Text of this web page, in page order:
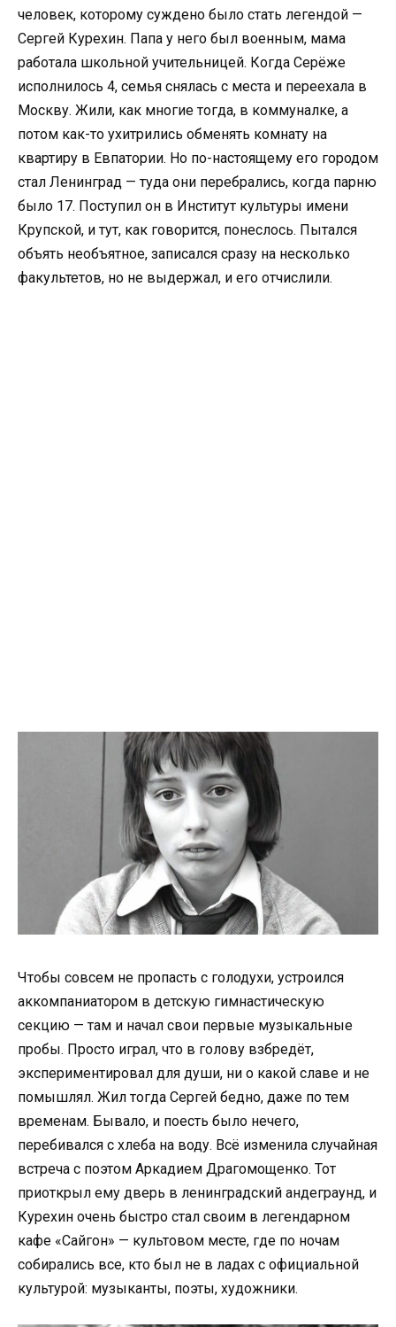
человек, которому суждено было стать легендой —
Сергей Курехин. Папа у него был военным, мама
работала школьной учительницей. Когда Серёже
исполнилось 4, семья снялась с места и переехала в
Москву. Жили, как многие тогда, в коммуналке, а
потом как-то ухитрились обменять комнату на
квартиру в Евпатории. Но по-настоящему его городом
стал Ленинград — туда они перебрались, когда парню
было 17. Поступил он в Институт культуры имени
Крупской, и тут, как говорится, понеслось. Пытался
объять необъятное, записался сразу на несколько
факультетов, но не выдержал, и его отчислили.
Чтобы совсем не пропасть с голодухи, устроился
аккомпаниатором в детскую гимнастическую
секцию — там и начал свои первые музыкальные
пробы. Просто играл, что в голову взбредёт,
экспериментировал для души, ни о какой славе и не
помышлял. Жил тогда Сергей бедно, даже по тем
временам. Бывало, и поесть было нечего,
перебивался с хлеба на воду. Всё изменила случайная
встреча с поэтом Аркадием Драгомощенко. Тот
приоткрыл ему дверь в ленинградский андеграунд, и
Курехин очень быстро стал своим в легендарном
кафе «Сайгон» — культовом месте, где по ночам
собирались все, кто был не в ладах с официальной
культурой: музыканты, поэты, художники.